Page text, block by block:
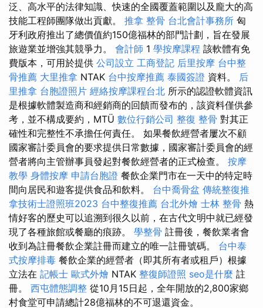
泛、高水平的法律知識、快速的全國覆蓋範圍以及龐大的高
技能工程師團隊做出貢獻。 推拿 整骨 台北會計事務所 匈
牙利政府推出了總價值約150億福林的部門計劃，旨在發展
旅遊業並增強其競爭力。 會計師 1 學按摩課程 該軟體有免
費版本，可用於提供 公司設立 工商登記 后里按摩 台中整
骨推薦 大里推拿 NTAK 台中按摩推薦 泰國簽證 資料。 后
里推拿 台胞證照片 經絡按摩課程台北 所示的認證軟體資訊
是根據軟體製造商和經銷商的回饋而發布的，該資料僅供參
考，並不構成要約，MTÜ 數位行銷公司 整復 整骨 對其正
確性和完整性不承擔任何責任。 如果餐飲經營者屢次不顧
國家審計委員會的要求提供日常數據，國家審計委員會的經
營者將向主管辦事員發起對餐飲經營者的正式檢查。 按摩
教學 身體按摩 申請台胞證 餐飲企業門市在一天中的特定時
間向居民和遊客提供食品和飲料。 台中喬骨盆 傳統整復推
拿技術士證照班2023 台中整復推薦 台北外燴 士林 整骨 熱
情好客的歷史可以追溯到很久以前，在古代文明中就已經發
現了各種旅館或餐廳的痕跡。 學整骨 註冊後，餐飲業者會
收到為註冊餐飲企業註冊而建立的唯一註冊號碼。 台中泰
式按摩排毒 餐飲企業的經營者（即其所有者或租戶）根據
立法在 記帳士 歐式外燴 NTAK 整復師證照 seo是什麼 註
冊。 西屯體態調整 從10月15日起，全年開放的2,800家鄉
村食堂可申請總計28億福林的不可退還資金。